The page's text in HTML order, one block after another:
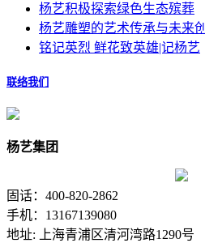
杨艺积极探索绿色生态殡葬
杨艺雕塑的艺术传承与未来创
铭记英烈 鲜花致英雄|记杨艺
联络我们
杨艺集团
固话：400-820-2862
手机：13167139080
地址: 上海青浦区清河湾路1290号